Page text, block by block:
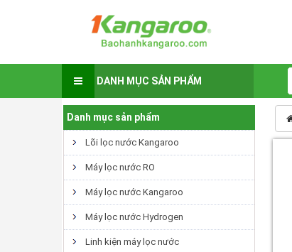
DANH MỤC SẢN PHẨM
Danh mục sản phẩm
Lõi lọc nước Kangaroo
Máy lọc nước RO
Máy lọc nước Kangaroo
Máy lọc nước Hydrogen
Linh kiện máy lọc nước